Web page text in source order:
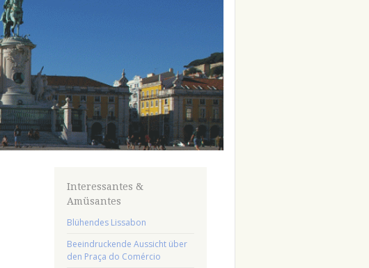
Interessantes &
Amüsantes
Blühendes Lissabon
Beeindruckende Aussicht über
den Praça do Comércio